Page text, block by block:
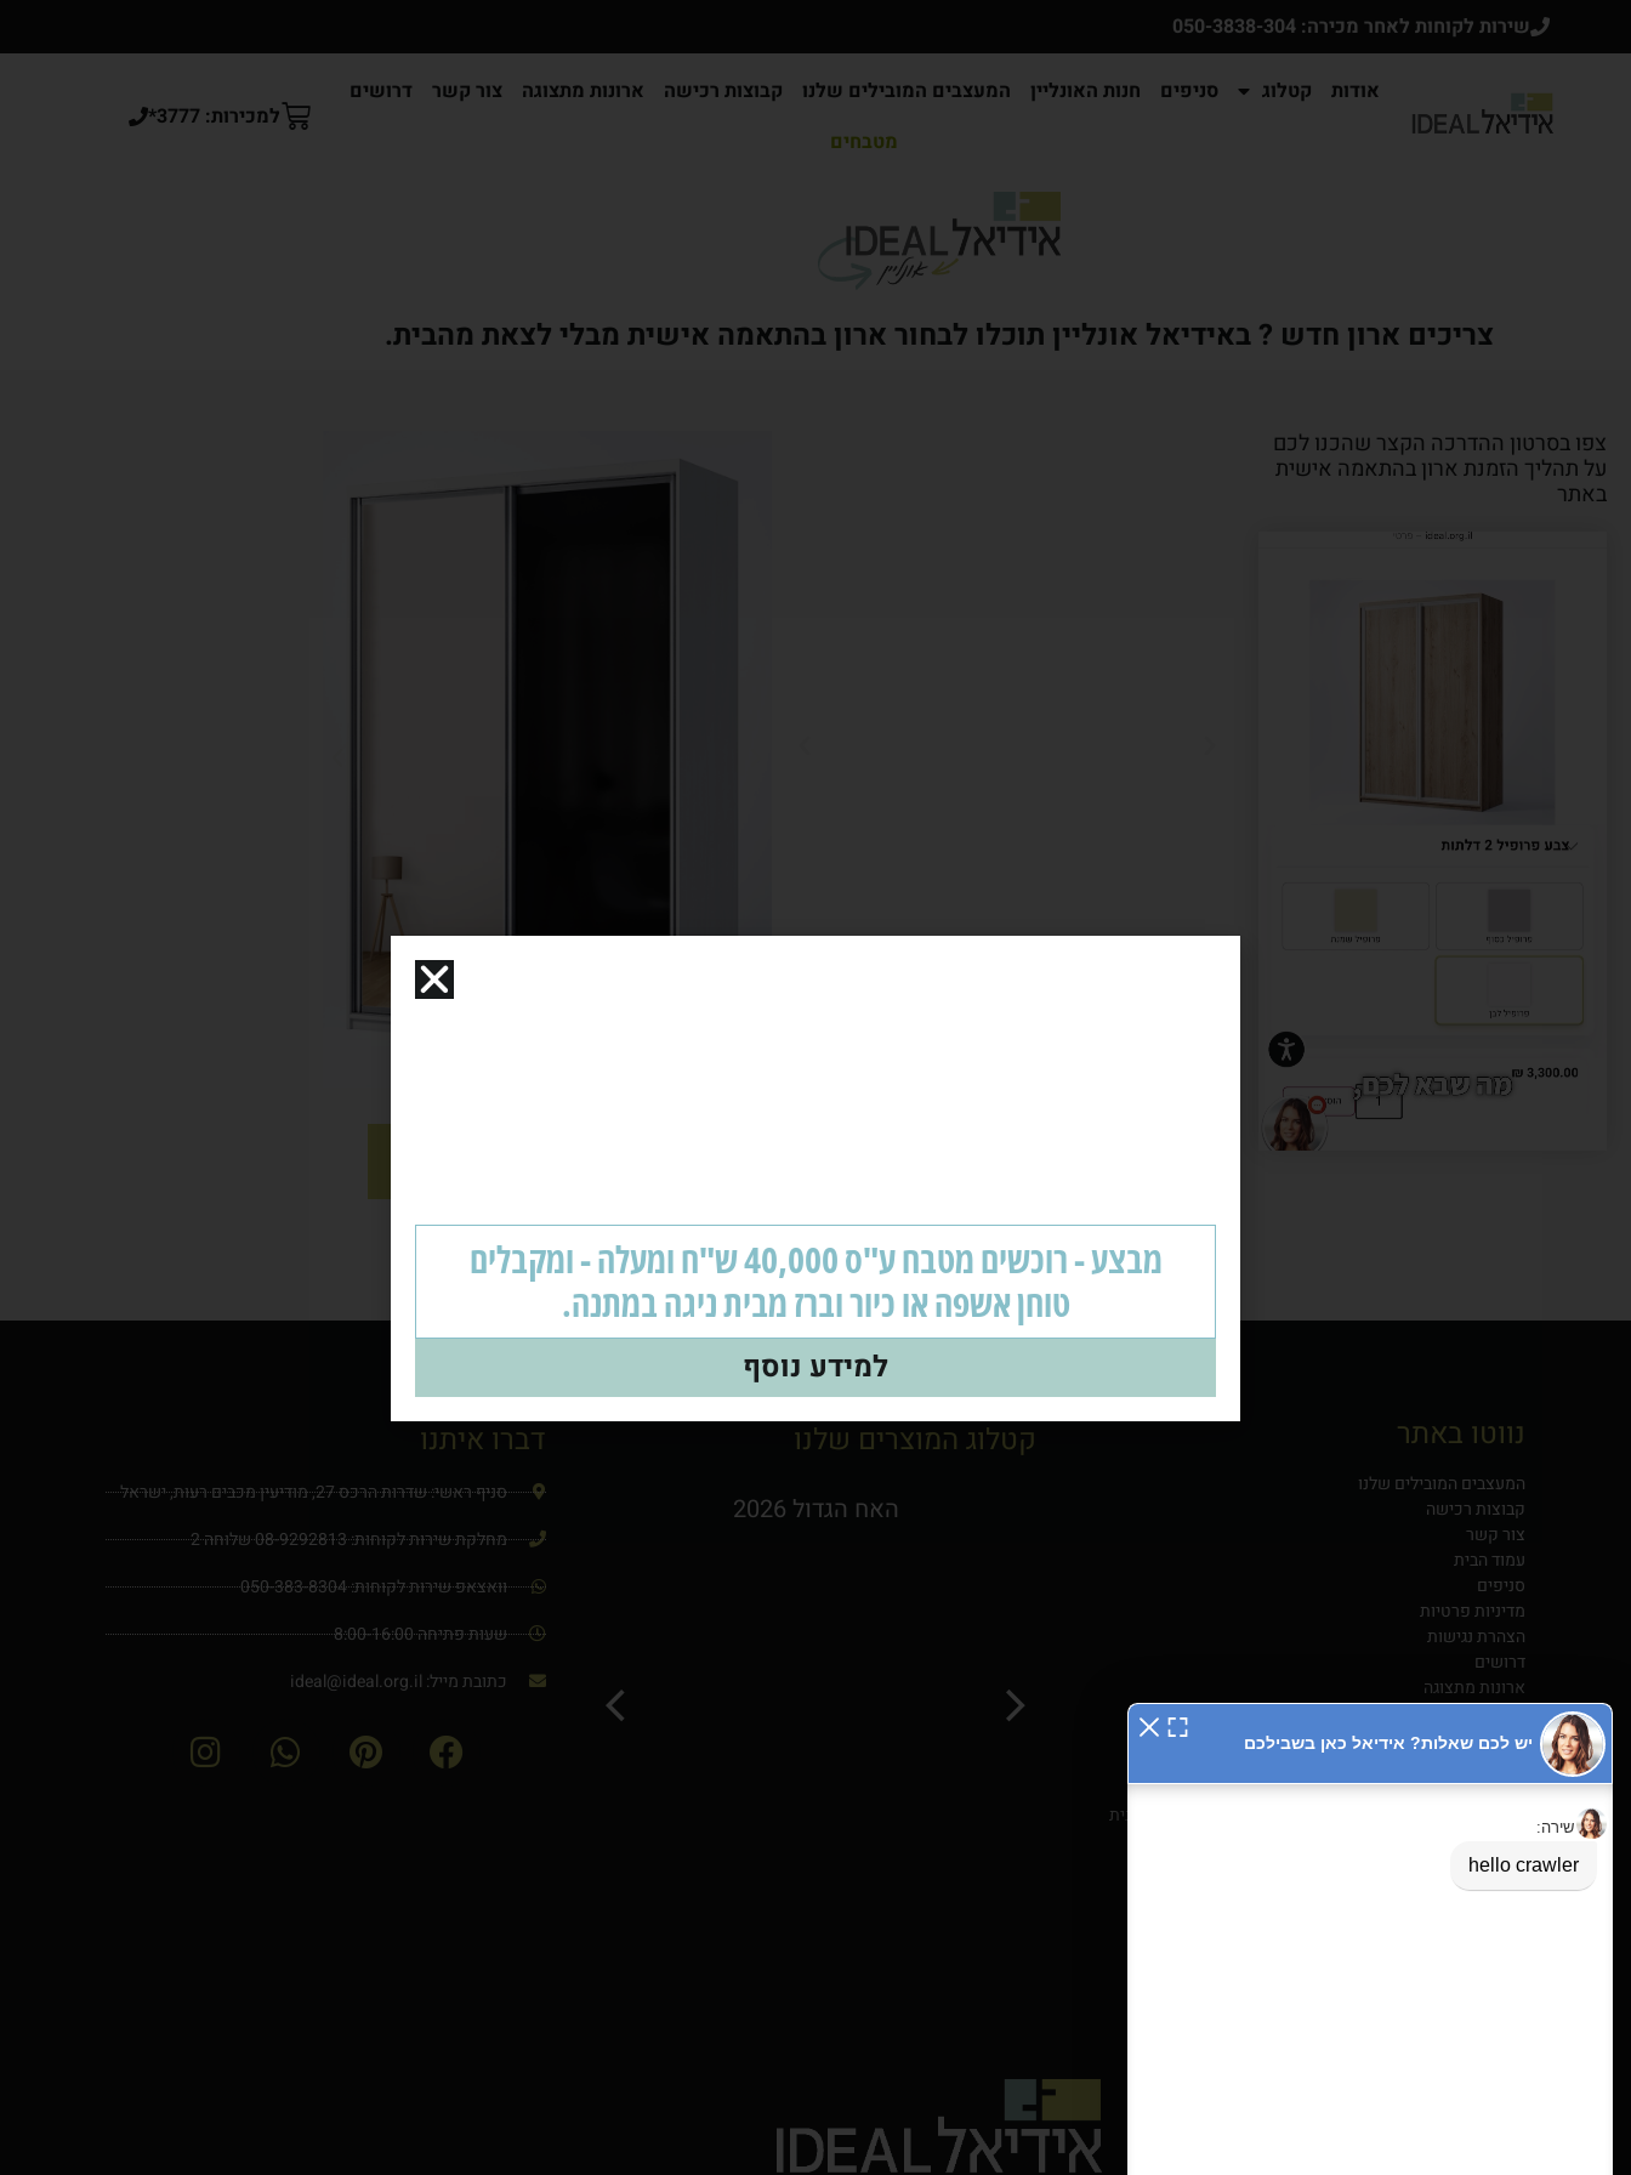
שירות לקוחות לאחר מכירה: 050-3838-304
אודות קטלוג סניפים חנות האונליין המעצבים המובילים שלנו קבוצות רכישה ארונות מתצוגה צור קשר
דרושים
מטבחים
למכירות: 3777*
צריכים ארון חדש ? באידיאל אונליין תוכלו לבחור ארון בהתאמה אישית מבלי לצאת מהבית.
צפו בסרטון ההדרכה הקצר שהכנו לכם
על תהליך הזמנת ארון בהתאמה אישית
באתר
נווטו באתר
המעצבים המובילים שלנו
קבוצות רכישה
צור קשר
עמוד הבית
סניפים
מדיניות פרטיות
הצהרת נגישות
דרושים
ארונות מתצוגה
Shop
תקנון מבצע “עד 25% הנחה”
תקנון מבצע – מחלקת מטבחים טוחן אשפה או כיור וברז מבית
הובלה והתקנה-חנות אונליין
ארון הזזה קלאסי
קטלוג המוצרים שלנו
האח הגדול 2026 ארונות בגדים
דברו איתנו
סניף ראשי: שדרות הרכס 27, מודיעין מכבים רעות, ישראל
מחלקת שירות לקוחות: 08-9292813 שלוחה 2
וואצאפ שירות לקוחות: 050-383-8304
שעות פתיחה 8:00-16:00
כתובת מייל: ideal@ideal.org.il
מבצע - רוכשים מטבח ע"ס 40,000 ש"ח ומעלה - ומקבלים
טוחן אשפה או כיור וברז מבית ניגה במתנה.
למידע נוסף